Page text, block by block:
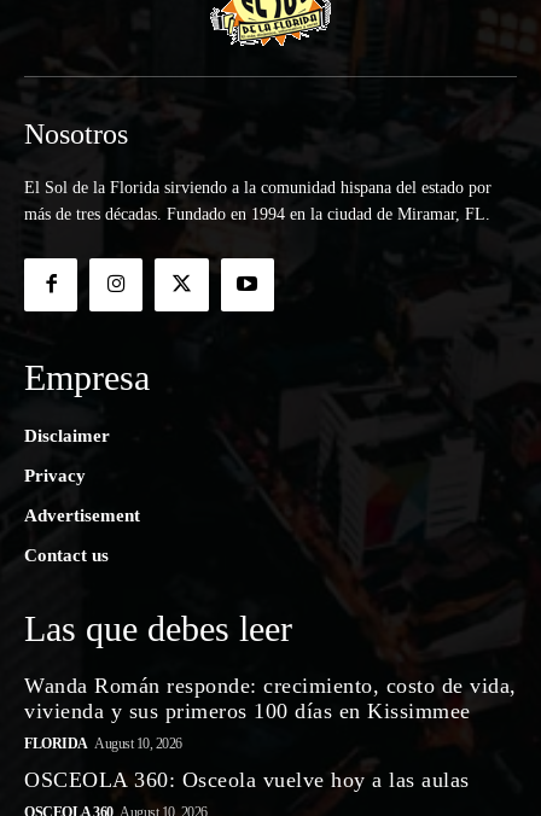
Nosotros
El Sol de la Florida sirviendo a la comunidad hispana del estado por
más de tres décadas. Fundado en 1994 en la ciudad de Miramar, FL.
Empresa
Disclaimer
Privacy
Advertisement
Contact us
Las que debes leer
Wanda Román responde: crecimiento, costo de vida,
vivienda y sus primeros 100 días en Kissimmee
FLORIDA August 10, 2026
OSCEOLA 360: Osceola vuelve hoy a las aulas
OSCEOLA 360 August 10, 2026